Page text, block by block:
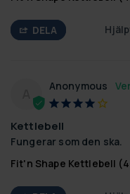
DELA
Anonymous
Kettlebell
Fungerar som den ska.
Fit'n Shape Kettlebell